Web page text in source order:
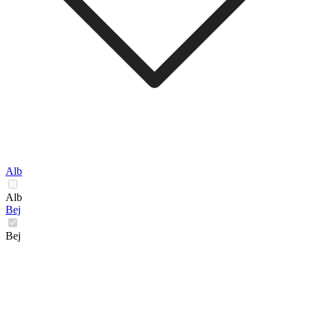
Alb
Alb
Bej
Bej